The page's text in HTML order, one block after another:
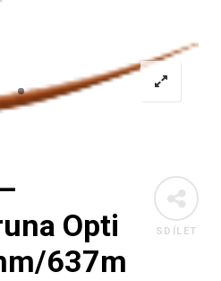
SDÍLET
Opti
637m